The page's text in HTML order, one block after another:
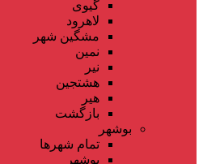
گیوی
لاهرود
مشگین شهر
نمین
نیر
هشتجین
هیر
بازگشت
بوشهر
تمام شهر‌ها
بوشهر